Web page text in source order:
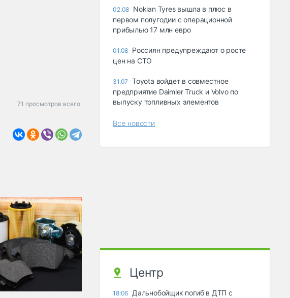
71 просмотров всего.
02.08 Nokian Tyres вышла в плюс в
первом полугодии с операционной
прибылью 17 млн евро
01.08 Россиян предупреждают о росте
цен на СТО
31.07
Toyota войдет в совместное
предприятие Daimler Truck и Volvo по
выпуску топливных элементов
Все новости
Центр
18:06 Дальнобойщик погиб в ДТП с